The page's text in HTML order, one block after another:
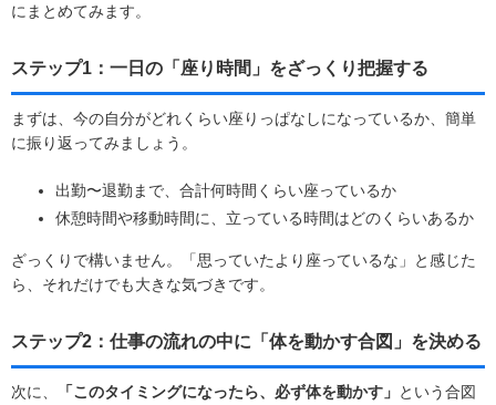
にまとめてみます。
ステップ1：一日の「座り時間」をざっくり把握する
まずは、今の自分がどれくらい座りっぱなしになっているか、簡単
に振り返ってみましょう。
出勤〜退勤まで、合計何時間くらい座っているか
休憩時間や移動時間に、立っている時間はどのくらいあるか
ざっくりで構いません。「思っていたより座っているな」と感じた
ら、それだけでも大きな気づきです。
ステップ2：仕事の流れの中に「体を動かす合図」を決める
次に、 「このタイミングになったら、必ず体を動かす」 という合図